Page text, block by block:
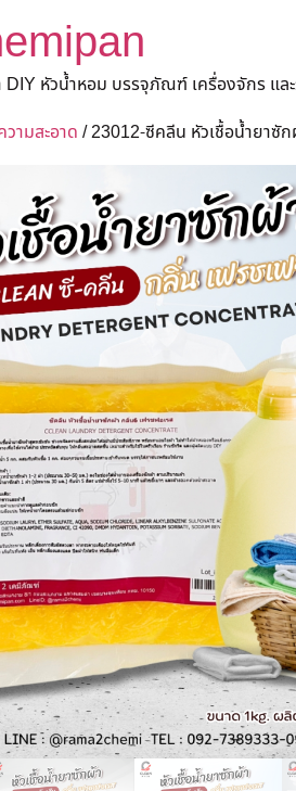
หัวน้ำหอม บรรจุภัณฑ์ เครื่องจักร แล
ามสะอาด / 23012-ซีคลีน หัวเชื้อน้ำยาซั